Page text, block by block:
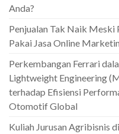
Anda?
Penjualan Tak Naik Meski
Pakai Jasa Online
Perkembangan Ferrari
Lightweight Engineering
terhadap Efisiensi
Otomotif Global
Kuliah Jurusan Agribisnis